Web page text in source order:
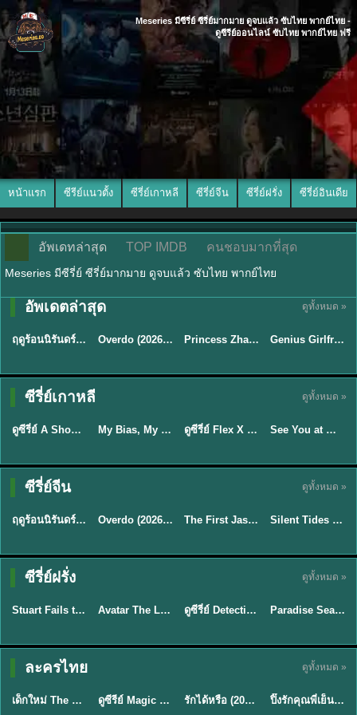
Meseries มีซีรี่ย์ ซีรี่ย์มากมาย ดูจบแล้ว ซับไทย พากย์ไทย -
ดูซีรีย์ออนไลน์ ซับไทย พากย์ไทย ฟรี
หน้าแรก ซีรีย์แนวตั้ง ซีรี่ย์เกาหลี ซีรี่ย์จีน ซีรี่ย์ฝรั่ง ซีรี่ย์อินเดีย
อัพเดทล่าสุด TOP IMDB คนชอบมากที่สุด
Meseries มีซีรี่ย์ ซีรี่ย์มากมาย ดูจบแล้ว ซับไทย พากย์ไทย
อัพเดตล่าสุด ดูทั้งหมด »
★8.8
พากย์ไทย
ฤดูร้อนนิรันดร์ (2026) Never-Ending Summer พากย์ไทย EP.1-29 Overdo (2026) รักเกินแค้น พากย์ไทย ซับไทย EP1-33 (จบ) ★8
พากย์ไทย/ซับ
Princess Zhaoyang องค์หญิงเจาหยาง (2026) พากย์ไทย ซับไทย EP.1-18 ★9
พากย์ไทย/ซับ
Genius Girlfriend แฟนสาวอัจฉริยะ (2026) พากย์ไทย ซับไทย EP.1-28
ซีรี่ย์เกาหลี ดูทั้งหมด »
★8 EP.16
พากย์ไทย
TH EP. 16
ดูซีรี่ย์ A Shop for Killers 2 ร้านลับนักฆ่า ซีซัน 2 (2026) ซับไทย-พากย์ไทย My Bias, My Boss เมื่อเมนฉันเป็นประธานบริษัท (2026) พากย์ไทย ซับไทย EP.1-12 ★8 EP.16
Sub EP. 16 | TH
ดูซีรี่ย์ Flex X Cop คุณชายสายสืบ (2024) พากย์ไทย-ซับไทย EP.1-16 (จบ) ★9
ซับไทย | พากย์
Sub EP. 8 | TH
See You at Work Tomorrow! เจอกันที่ออฟฟิศพรุ่งนี้นะ พากย์ไทย
ซีรี่ย์จีน ดูทั้งหมด »
★8.8
พากย์ไทย
ฤดูร้อนนิรันดร์ (2026) Never-Ending Summer พากย์ไทย EP.1-29 Overdo (2026) รักเกินแค้น พากย์ไทย ซับไทย EP1-33 (จบ) ★9.7 EP.40
Sub EP. 40 | TH
The First Jasmine ชายาเคียงหทัย (2026) พากย์ไทย EP.1-40 ★9.5
พากย์ไทย
Silent Tides คลื่นลมลวง (2025) พากย์ไทย ซับไทย EP.1-31
ซีรี่ย์ฝรั่ง ดูทั้งหมด »
★8.8 EP.2
พากย์ไทย
TH EP. 2
Stuart Fails to Save the Universe (2026) สจ๊วตล่มแผนกู้จักรวาล พากย์ไทย EP1-10 ★7.8 EP.7Avatar The Last Airbender 2 เณรน้อยเจ้าอภินิหาร พากย์ไทย EP.9ดูซีรี่ย์ Detective Hole (2026) พากย์ไทย HD ฟรี อัปเดตล่าสุด Netflix EP.8
พากย์ไทย
Paradise Season 2 (2026) พากย์ไทย EP1-8 ดูซีรี่ย์ฝรั่ง HD ครบทุกตอน
ละครไทย ดูทั้งหมด »
★ 8 EP.6
พากย์ไทย
เด็กใหม่ The Reset 2026 EP1-6 พากย์ไทย ดูซีรี่ย์ Netflix ล่าสุด HD ดูซีรีย์ Magic Move (2026) ทำนายทายรัก Thai EP.1-10 HD รักได้หรือ (2026) YOUNG Let's Begin Again พากย์ไทย EP.1-19 ★8
พากย์ไทย
ปิ๊งรักคุณพี่เย็นชา (2026) Frozen Valentine EP.1-10 (จบ)